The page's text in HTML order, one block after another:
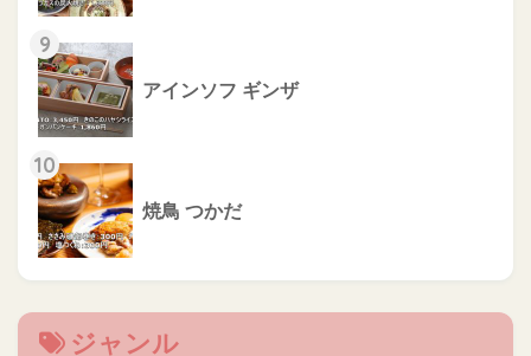
9
アインソフ ギンザ
10
焼鳥 つかだ
ジャンル